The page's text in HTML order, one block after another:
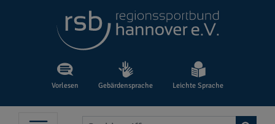
Vorlesen Gebärdensprache Leichte Sprache